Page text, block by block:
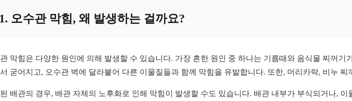
오수관 막힘, 왜 발생하는 걸까요?
막힘은 다양한 원인에 의해 발생할 수 있습니다. 가장 흔한 원인 중 하나는 기름때와 음식물 찌꺼
굳어지고, 오수관 벽에 달라붙어 다른 이물질들과 함께 막힘을 유발합니다. 또한, 머리카락, 비누
배관의 경우, 배관 자체의 노후화로 인해 막힘이 발생할 수도 있습니다. 배관 내부가 부식되거나,